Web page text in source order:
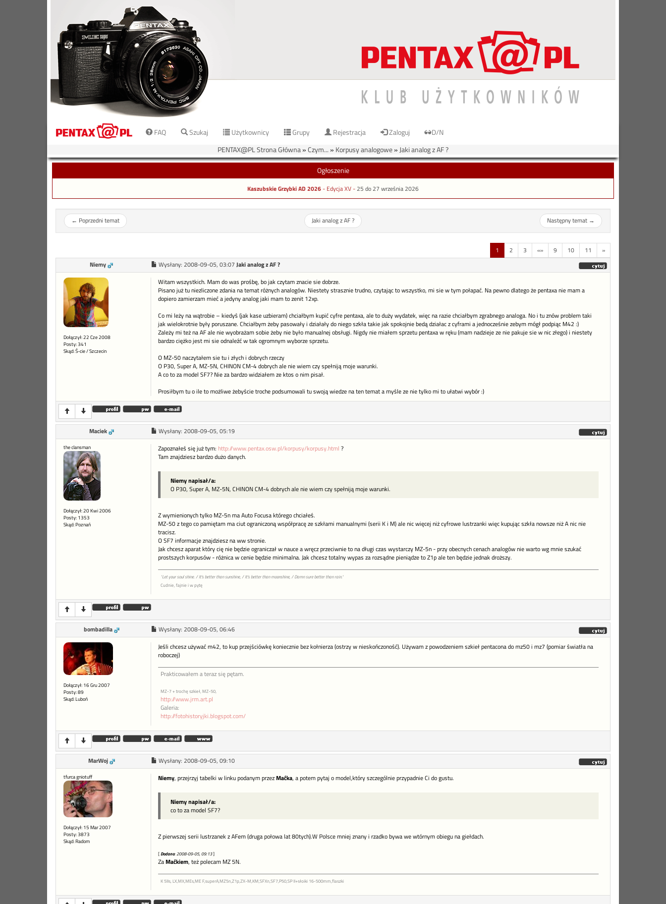
FAQ Szukaj Użytkownicy Grupy Rejestracja Zaloguj
D/N
PENTAX@PL Strona Główna»Czym... » Korpusy analogowe» Jaki analog z AF ?
Ogłoszenie
Kaszubskie Grzybki AD 2026- Edycja XV -25 do 27 września 2026
← Poprzedni temat Jaki analog z AF ? Następny temat→
1 2 3 «» 9 10 11 »
Niemy Wysłany: 2008-09-05, 03:07 Jaki analog z AF ?
Dołączył: 22 Cze 2008
Posty: 341
Skąd: Ś-cie / Szczecin
Witam wszystkich. Mam do was prośbę, bo jak czytam znacie sie dobrze.
Pisano już tu niezliczone zdania na temat różnych analogów. Niestety strasznie trudno, czytając to wszystko, mi sie w tym połapać. Na pewno dlatego że pentaxa nie mam a
dopiero zamierzam mieć a jedyny analog jaki mam to zenit 12xp.
Co mi leży na wątrobie – kiedyś (jak kase uzbieram) chciałbym kupić cyfre pentaxa, ale to duży wydatek, więc na razie chciałbym zgrabnego analoga. No i tu znów problem taki
jak wielokrotnie były poruszane. Chciałbym żeby pasowały i działały do niego szkła takie jak spokojnie bedą działac z cyframi a jednocześnie zebym mógł podpiąc M42 :)
Zależy mi też na AF ale nie wyobrażam sobie żeby nie było manualnej obsługi. Nigdy nie miałem sprzetu pentaxa w ręku (mam nadzieje ze nie pakuje sie w nic złego) i niestety
bardzo ciężko jest mi sie odnaleźć w tak ogromnym wyborze sprzetu.
O MZ-50 naczytałem sie tu i złych i dobrych rzeczy
O P30, Super A, MZ-5N, CHINON CM-4 dobrych ale nie wiem czy spełniją moje warunki.
A co to za model SF7? Nie za bardzo widziałem ze ktos o nim pisał.
Prosiłbym tu o ile to możliwe żebyście troche podsumowali tu swoją wiedze na ten temat a myśle ze nie tylko mi to ułatwi wybór :)
Maciek Wysłany: 2008-09-05, 05:19
the clansman
Dołączył: 20 Kwi 2006
Posty: 1353
Skąd: Poznań
Zapoznałeś się już tym: http://www.pentax.osw.pl/korpusy/korpusy.html ?
Tam znajdziesz bardzo dużo danych.
Niemy napisał/a:
O P30, Super A, MZ-5N, CHINON CM-4 dobrych ale nie wiem czy spełniją moje warunki.
Z wymienionych tylko MZ-5n ma Auto Focusa którego chciałeś.
MZ-50 z tego co pamiętam ma ciut ograniczoną współpracę ze szkłami manualnymi (serii K i M) ale nic więcej niż cyfrowe lustrzanki więc kupując szkła nowsze niż A nic nie
tracisz.
O SF7 informacje znajdziesz na ww stronie.
Jak chcesz aparat który cię nie będzie ograniczał w nauce a wręcz przeciwnie to na długi czas wystarczy MZ-5n - przy obecnych cenach analogów nie warto wg mnie szukać
prostszych korpusów - różnica w cenie będzie minimalna. Jak chcesz totalny wypas za rozsądne pieniądze to Z1p ale ten będzie jednak droższy.
"Let your soul shine. / It's better than sunshine, / It's better than moonshine, / Damn sure better than rain."
Cudnie, fajnie i w pytę
bombadilla Wysłany: 2008-09-05, 06:46
Dołączył: 16 Gru 2007
Posty: 89
Skąd: Luboń
Jeśli chcesz używać m42, to kup przejściówkę koniecznie bez kołnierza (ostrzy w nieskończoność). Używam z powodzeniem szkieł pentacona do mz50 i mz7 (pomiar światła na
roboczej)
Prakticowałem a teraz się pętam.
MZ-7 + trochę szkieł, MZ-50,
http://www.jrm.art.pl
Galeria:
http://fotohistoryjki.blogspot.com/
MarWoj Wysłany: 2008-09-05, 09:10
tfurca gniotuff
Dołączył: 15 Mar 2007
Posty: 3873
Skąd: Radom
Niemy, przejrzyj tabelki w linku podanym przezMaćka, a potem pytaj o model,który szczególnie przypadnie Ci do gustu.
Niemy napisał/a:
co to za model SF7?
Z pierwszej serii lustrzanek z AFem (druga połowa lat 80tych).W Polsce mniej znany i rzadko bywa we wtórnym obiegu na giełdach.
[Dodano: 2008-09-05, 09:13]
ZaMaćkiem, też polecam MZ 5N.
K 5IIs, LX,MX,MEs,ME F,superA,MZ5n,Z1p,ZX-M,KM,SFXn,SF7,P50,SP II+słoiki 16-500mm,flaszki